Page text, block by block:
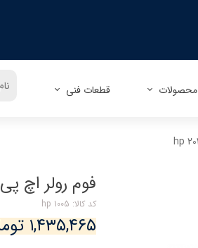
محصولات قطعات فنی
فوم رولر اچ پی hp 2035
کد کالا: hp 1005
۱,۴۳۵,۴۶۵ تومان